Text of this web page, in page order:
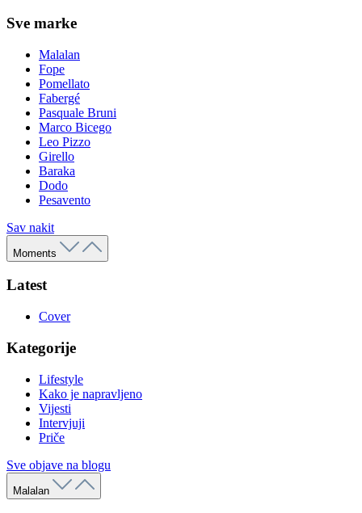
Sve marke
Malalan
Fope
Pomellato
Fabergé
Pasquale Bruni
Marco Bicego
Leo Pizzo
Girello
Baraka
Dodo
Pesavento
Sav nakit
Moments
Latest
Cover
Kategorije
Lifestyle
Kako je napravljeno
Vijesti
Intervjuji
Priče
Sve objave na blogu
Malalan